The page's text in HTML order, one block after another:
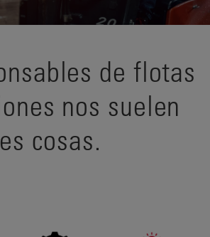
de flotas
nos suelen
cosas.